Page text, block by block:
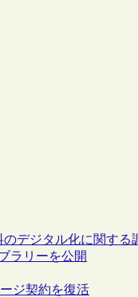
デジタル化に関する
ラリーを公開
ジ契約を復活